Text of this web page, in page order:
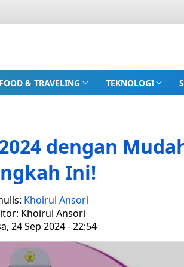
FOOD & TRAVELING TEKNOLOGI
dengan
Ini!
Khoirul Ansori
Khoirul Ansori
24 Sep 2024 - 22:54